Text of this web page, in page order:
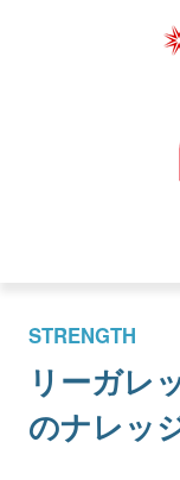
STRENGTH
リーガレ
のナレッ